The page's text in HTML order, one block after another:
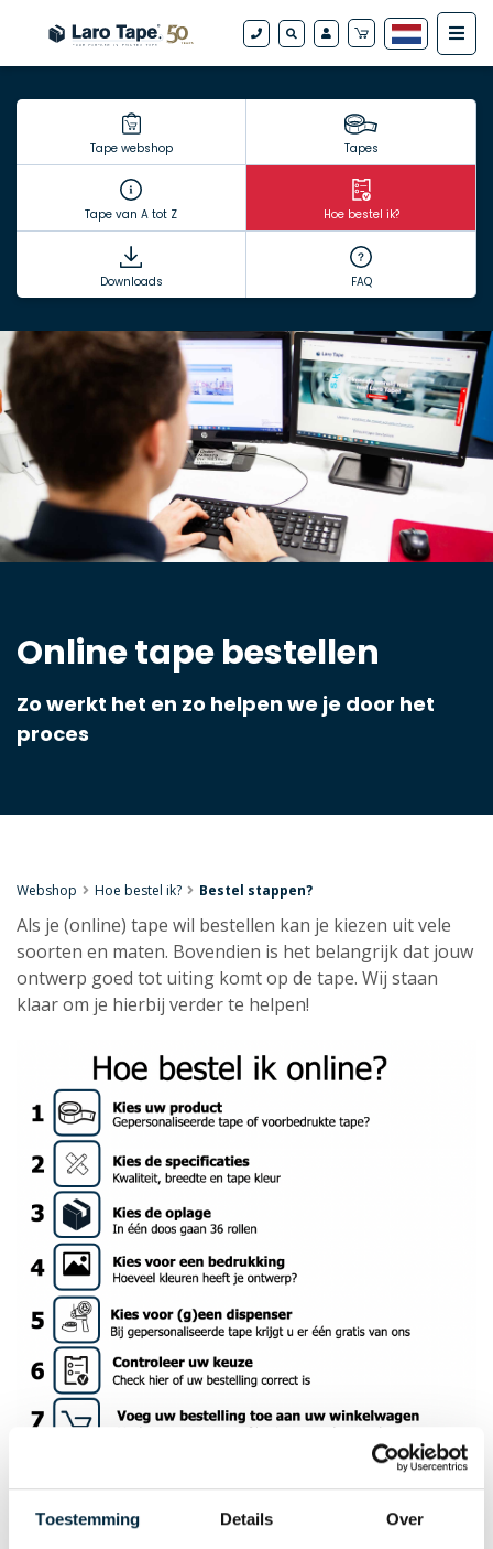
Toestemming Details Over
Tape webshop Tapes
Tape van A tot Z Hoe bestel ik?
Downloads FAQ
Online tape bestellen
Zo werkt het en zo helpen we je door het
proces
Webshop Hoe bestel ik? Bestel stappen?
Als je (online) tape wil bestellen kan je kiezen uit vele
soorten en maten. Bovendien is het belangrijk dat jouw
ontwerp goed tot uiting komt op de tape. Wij staan
klaar om je hierbij verder te helpen!